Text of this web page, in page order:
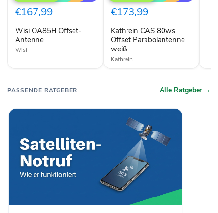
Antenne
€167,99
Wisi OA85H Offset-
Antenne
Wisi
Offset
Parabolantenne
€173,99
Kathrein CAS 80ws
Offset Parabolantenne
weiß
Kathrein
PASSENDE RATGEBER Alle Ratgeber →